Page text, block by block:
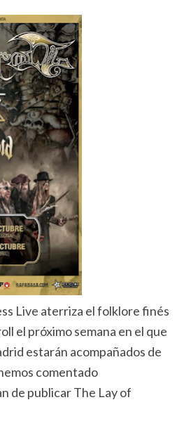
Live aterriza el folklore finés
el próximo semana en el que
estarán acompañados de
comentado
de publicar The Lay of